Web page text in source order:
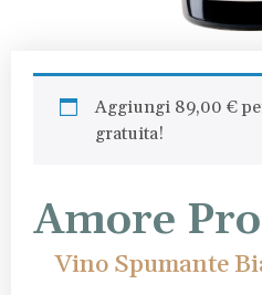
Aggiungi 89,00 €
gratuita!
Amore
Vino Spumante